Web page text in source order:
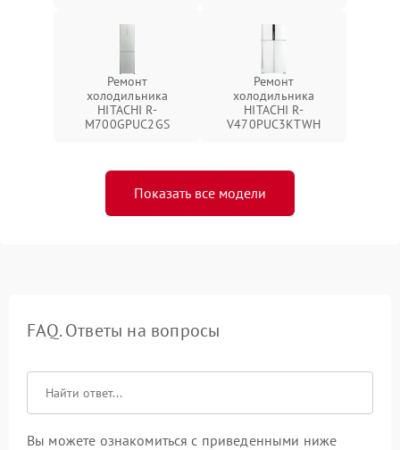
Ремонт
холодильника
HITACHI R-
M700GPUC2GS
Ремонт
холодильника
HITACHI R-
V470PUC3KTWH
Показать все модели
FAQ. Ответы на вопросы
Вы можете ознакомиться с приведенными ниже